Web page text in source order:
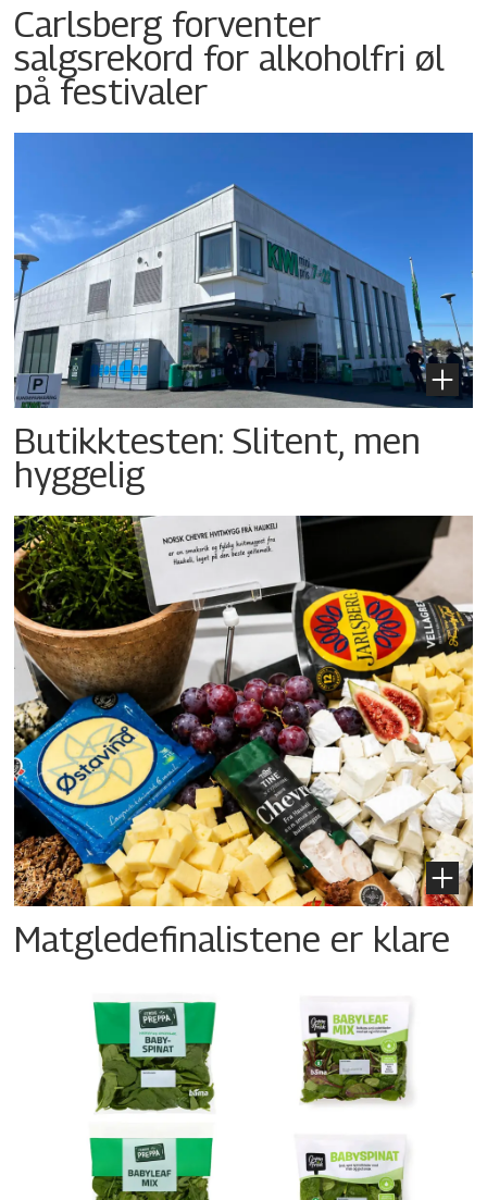
Carlsberg forventer
salgsrekord for alkoholfri øl
på festivaler
Butikktesten: Slitent, men
hyggelig
Matgledefinalistene er klare